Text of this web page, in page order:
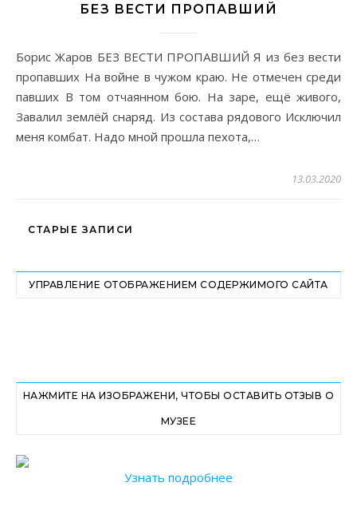
БЕЗ ВЕСТИ ПРОПАВШИЙ
Борис Жаров БЕЗ ВЕСТИ ПРОПАВШИЙ Я из без вести
пропавших На войне в чужом краю. Не отмечен среди
павших В том отчаянном бою. На заре, ещё живого,
Завалил землёй снаряд. Из состава рядового Исключил
меня комбат. Надо мной прошла пехота,…
13.03.2020
СТАРЫЕ ЗАПИСИ
УПРАВЛЕНИЕ ОТОБРАЖЕНИЕМ СОДЕРЖИМОГО САЙТА
НАЖМИТЕ НА ИЗОБРАЖЕНИ, ЧТОБЫ ОСТАВИТЬ ОТЗЫВ О
МУЗЕЕ
Узнать подробнее